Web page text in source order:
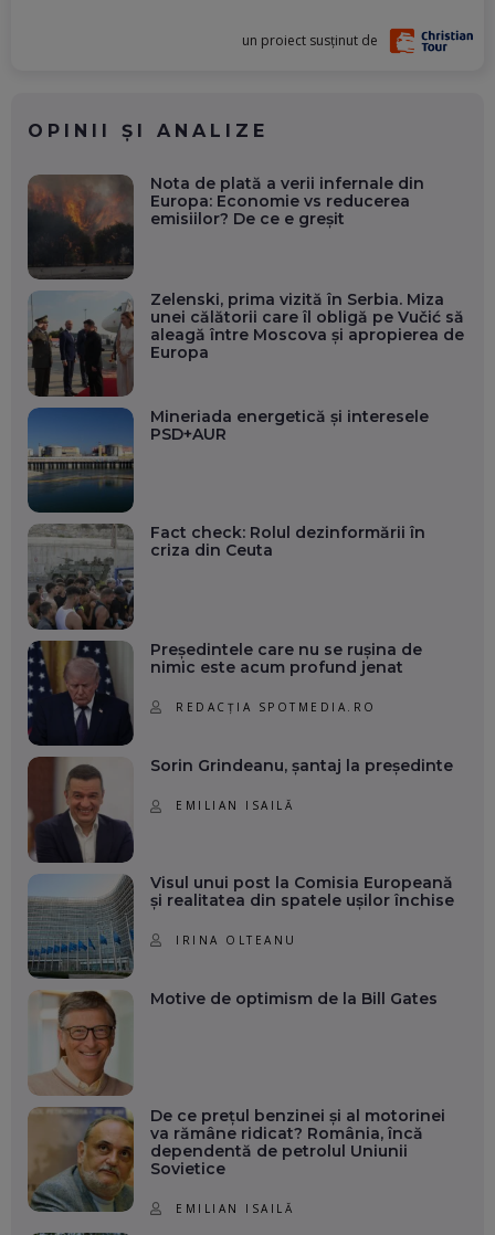
un proiect susținut de
OPINII ȘI ANALIZE
Nota de plată a verii infernale din
Europa: Economie vs reducerea
emisiilor? De ce e greșit
Zelenski, prima vizită în Serbia. Miza
unei călătorii care îl obligă pe Vučić să
aleagă între Moscova și apropierea de
Europa
Mineriada energetică și interesele
PSD+AUR
Fact check: Rolul dezinformării în
criza din Ceuta
Președintele care nu se rușina de
nimic este acum profund jenat
REDACȚIA SPOTMEDIA.RO
Sorin Grindeanu, șantaj la președinte
EMILIAN ISAILĂ
Visul unui post la Comisia Europeană
și realitatea din spatele ușilor închise
IRINA OLTEANU
Motive de optimism de la Bill Gates
De ce prețul benzinei și al motorinei
va rămâne ridicat? România, încă
dependentă de petrolul Uniunii
Sovietice
EMILIAN ISAILĂ